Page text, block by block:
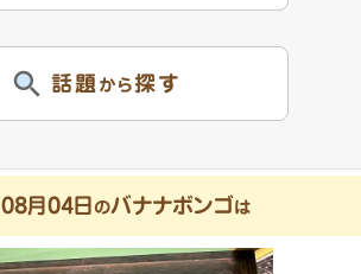
話題 から探す
08月04日 のバナナボンゴは